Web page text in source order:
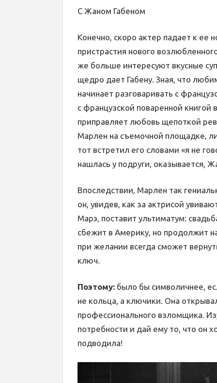
С Жаном Габеном
Конечно, скоро актер падает к ее
пристрастия нового
же больше интересуют вкусные
щедро дает Габену. Зная, что
начинает разговаривать с
с французской поваренной книгой
приправляет любовь щепоткой
Марлен на съемочной площадке,
тот встретил его словами «я не
нашлась у подруги, оказывается,
Впоследствии, Марлен так
он, увидев, как за актрисой
Марэ, поставит ультиматум:
сбежит в Америку, но продолжит
при желании всегда сможет
ключ.
Поэтому: было бы символичнее,
не кольца, а ключики. Она
профессионального взломщика.
потребности и дай ему то, что он
подводила!